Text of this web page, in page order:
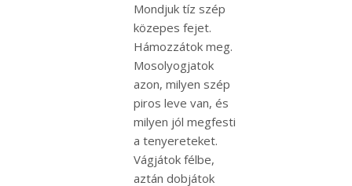
Mondjuk tíz szép
közepes fejet.
Hámozzátok meg.
Mosolyogjatok
azon, milyen szép
piros leve van, és
milyen jól megfesti
a tenyereteket.
Vágjátok félbe,
aztán dobjátok